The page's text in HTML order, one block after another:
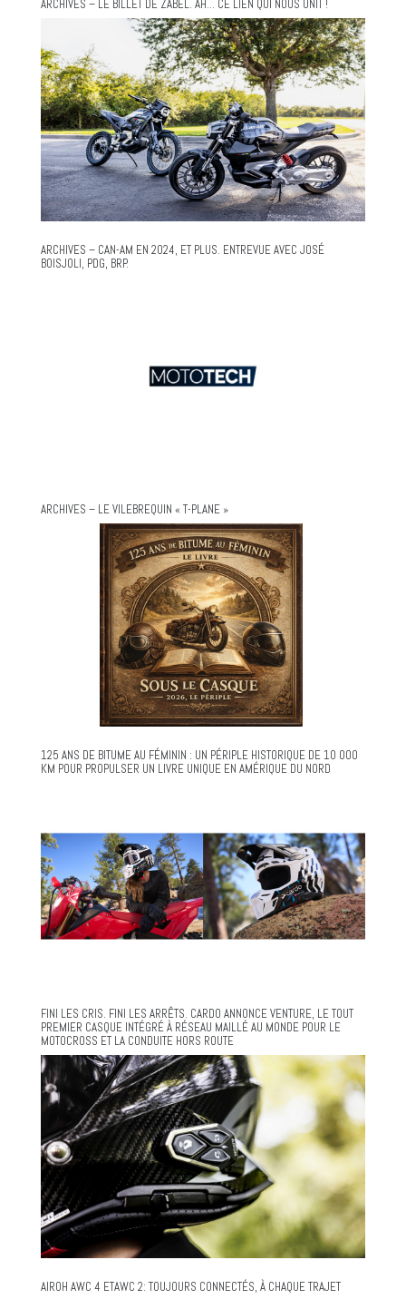
ARCHIVES – LE BILLET DE ZABEL. AH… CE LIEN QUI NOUS UNIT !
ARCHIVES – CAN-AM EN 2024, ET PLUS. ENTREVUE AVEC JOSÉ
BOISJOLI, PDG, BRP.
ARCHIVES – LE VILEBREQUIN « T-PLANE »
125 ANS DE BITUME AU FÉMININ : UN PÉRIPLE HISTORIQUE DE 10 000
KM POUR PROPULSER UN LIVRE UNIQUE EN AMÉRIQUE DU NORD
FINI LES CRIS. FINI LES ARRÊTS. CARDO ANNONCE VENTURE, LE TOUT
PREMIER CASQUE INTÉGRÉ À RÉSEAU MAILLÉ AU MONDE POUR LE
MOTOCROSS ET LA CONDUITE HORS ROUTE
AIROH AWC 4 ETAWC 2: TOUJOURS CONNECTÉS, À CHAQUE TRAJET